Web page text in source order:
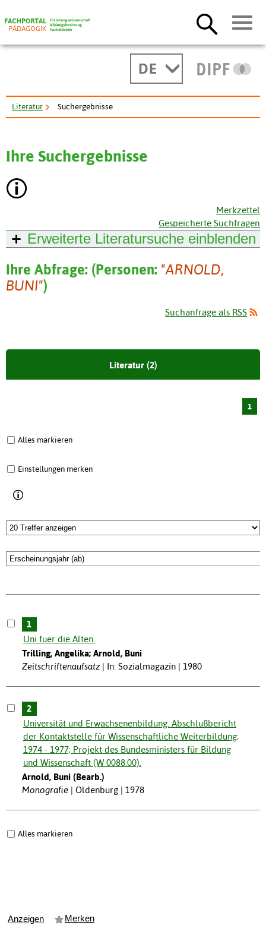
DE
Literatur Suchergebnisse
Ihre Suchergebnisse
Merkzettel
Gespeicherte Suchfragen
Erweiterte Literatursuche einblenden
Ihre Abfrage: (Personen: "ARNOLD,
BUNI")
Suchanfrage als RSS
Literatur (2)
1
Alles markieren
Einstellungen merken
1
Uni fuer die Alten.
Trilling, Angelika; Arnold, Buni
Zeitschriftenaufsatz
In: Sozialmagazin | 1980
2
Universität und Erwachsenenbildung. Abschlußbericht
der Kontaktstelle für Wissenschaftliche Weiterbildung;
1974 - 1977; Projekt des Bundesministers für Bildung
und Wissenschaft (W 0088.00).
Arnold, Buni (Bearb.)
Monografie
Oldenburg | 1978
Alles markieren
Anzeigen Merken